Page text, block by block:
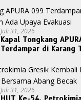
Juli 31, 2026
Kapal Tongkang
Terdampar di Karang
Juli 31, 2026